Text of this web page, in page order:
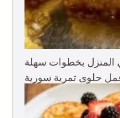
بخطوات سهلة
حلوى تمرية سورية